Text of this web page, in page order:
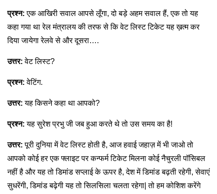
प्रश्न: एक आखिरी सवाल आपसे लूँगा, दो बड़े अहम सवाल हैं, एक तो यह
कहा गया था रेल मंत्रालय की तरफ से कि वेट लिस्ट टिकेट यह ख़त्म कर
दिया जायेगा रेलवे से और दूसरा….
उत्तर: वेट लिस्ट?
प्रश्न: वेटिंग.
उत्तर: यह किसने कहा था आपको?
प्रश्न: यह सुरेश प्रभु जी जब हुआ करते थे तो उस समय का है!
उत्तर: पूरी दुनिया में वेट लिस्ट होती है, आज हवाई जहाज़ में भी जाओ तो
आपको कोई हर एक फ्लाइट पर कन्फर्म टिकेट मिलना कोई नैचुरली पॉसिबल
नहीं है और यह तो डिमांड सप्लाई के ऊपर है, देश में डिमांड बढ़ती रहेगी, सेवाएं
सुधरेंगी, डिमांड बढ़ेगी यह तो सिलसिला चलता रहेगा| तो हम कोशिश करेंगे